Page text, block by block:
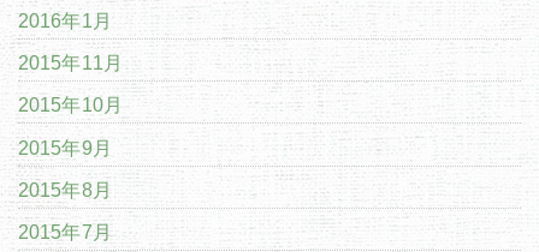
2016年1月
2015年11月
2015年10月
2015年9月
2015年8月
2015年7月